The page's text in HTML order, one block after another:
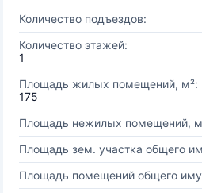
Количество подъездов:
Количество этажей:
1
Площадь жилых помещений, м²:
175
Площадь нежилых помещений,
Площадь зем. участка общего
Площадь помещений общего